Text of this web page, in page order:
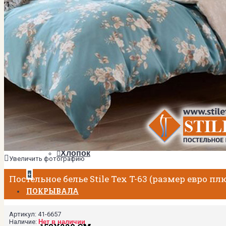
2-спальный
Евро
Евро Плюс
Семейный
ТКАНИ
Мако-сатин
Сатин
МАТЕРИАЛЫ
Тенсел
Хлопок
+
ПОКРЫВАЛА
Увеличить фотографию
Постельное белье Stile Tex T-63 (размер евро
Артикул: 41-6657
Наличие: Нет в наличии